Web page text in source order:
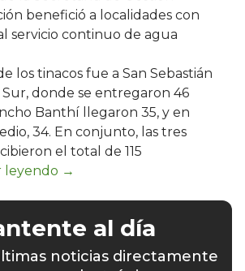
benefició a localidades con
servicio continuo de agua
los tinacos fue a San Sebastián
Sur, donde se entregaron 46
Banthí llegaron 35, y en
34. En conjunto, las tres
el total de 115
al día
noticias directamente